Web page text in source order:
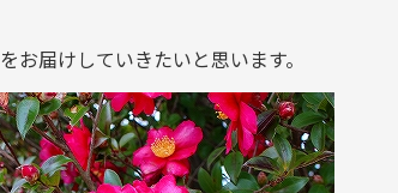
届けしていきたいと思います。